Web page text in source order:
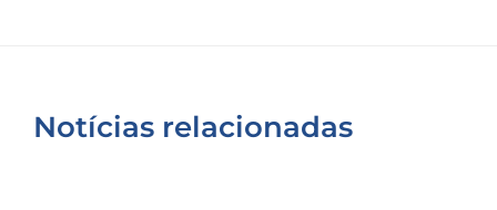
Notícias relacionadas